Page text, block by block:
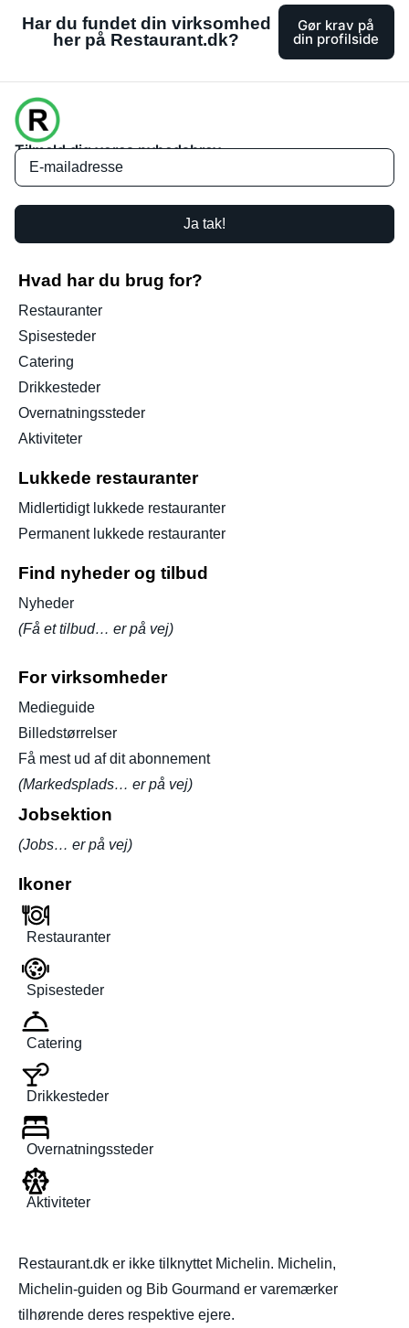
Har du fundet din virksomhed
her på Restaurant.dk?
Gør krav på
din profilside
Tilmeld dig vores nyhedsbrev
Ja tak!
Hvad har du brug for?
Restauranter
Spisesteder
Catering
Drikkesteder
Overnatningssteder
Aktiviteter
Lukkede restauranter
Midlertidigt lukkede restauranter
Permanent lukkede restauranter
Find nyheder og tilbud
Nyheder
(Få et tilbud… er på vej)
For virksomheder
Medieguide
Billedstørrelser
Få mest ud af dit abonnement
(Markedsplads… er på vej)
Jobsektion
(Jobs… er på vej)
Ikoner
Restauranter
Spisesteder
Catering
Drikkesteder
Overnatningssteder
Aktiviteter
Restaurant.dk er ikke tilknyttet Michelin. Michelin,
Michelin-guiden og Bib Gourmand er varemærker
tilhørende deres respektive ejere.